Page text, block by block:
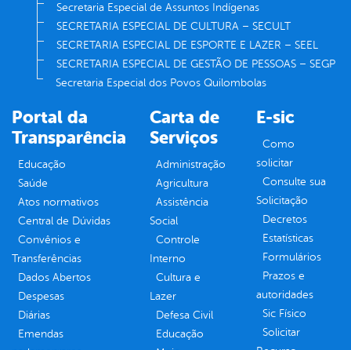
Secretaria Especial de Assuntos Indígenas
SECRETARIA ESPECIAL DE CULTURA – SECULT
SECRETARIA ESPECIAL DE ESPORTE E LAZER – SEEL
SECRETARIA ESPECIAL DE GESTÃO DE PESSOAS – SEGP
Secretaria Especial dos Povos Quilombolas
Portal da
Transparência
Educação
Saúde
Atos normativos
Central de Dúvidas
Convênios e
Transferências
Dados Abertos
Despesas
Diárias
Emendas
Carta de
Serviços
Administração
Agricultura
Assistência
Social
Controle
Interno
Cultura e
Lazer
Defesa Civil
Educação
E-sic
Como
solicitar
Consulte sua
Solicitação
Decretos
Estatísticas
Formulários
Prazos e
autoridades
Sic Físico
Solicitar